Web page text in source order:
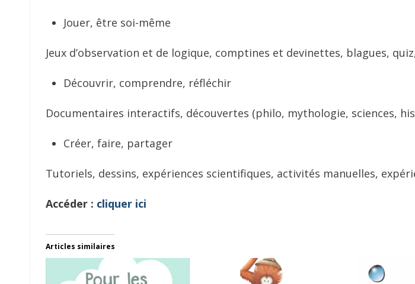
Jouer, être soi-même
Jeux d’observation et de logique, comptines et devinettes, blagues,
Découvrir, comprendre, réfléchir
Documentaires interactifs, découvertes (philo, mythologie, sciences,
Créer, faire, partager
Tutoriels, dessins, expériences scientifiques, activités manuelles,
Accéder : cliquer ici
Articles similaires